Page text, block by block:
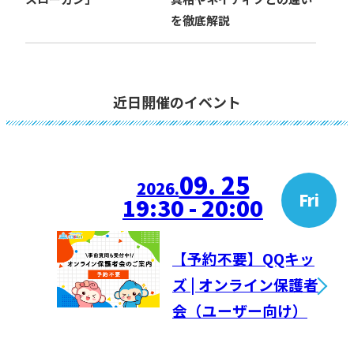
を徹底解説
近日開催のイベント
2026.09. 25 Fri
19:30 - 20:00
【予約不要】QQキッ
ズ | オンライン保護者
会（ユーザー向け）